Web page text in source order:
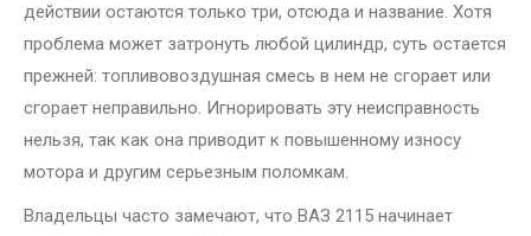
действии остаются только три, отсюда и название. Хотя
проблема может затронуть любой цилиндр, суть остается
прежней: топливовоздушная смесь в нем не сгорает или
сгорает неправильно. Игнорировать эту неисправность
нельзя, так как она приводит к повышенному износу
мотора и другим серьезным поломкам.
Владельцы часто замечают, что ВАЗ 2115 начинает